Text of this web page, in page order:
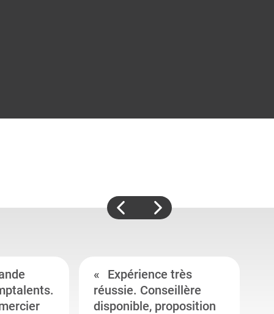
Expérience très
réussie. Conseillère
disponible, proposition